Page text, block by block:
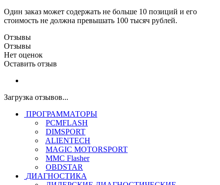
Один заказ может содержать не больше 10 позиций и его
стоимость не должна превышать 100 тысяч рублей.
Отзывы
Отзывы
Нет оценок
Оставить отзыв
Загрузка отзывов...
ПРОГРАММАТОРЫ
PCMFLASH
DIMSPORT
ALIENTECH
MAGIC MOTORSPORT
MMC Flasher
OBDSTAR
ДИАГНОСТИКА